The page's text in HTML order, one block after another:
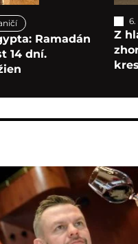
Ramadán
14 dní.
Z